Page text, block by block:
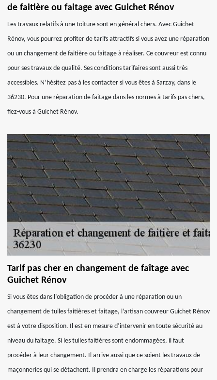
de faitière ou faitage avec Guichet Rénov
Les travaux relatifs à une toiture sont en général chers. Avec Guichet
Rénov, vous pourrez profiter de tarifs attractifs si vous avez une réparation
ou un changement de faitière ou faitage à réaliser. Ce couvreur est connu
pour ses travaux de qualité. Ses conditions tarifaires sont aussi très
accessibles. N’hésitez pas à les contacter si vous êtes à Sarzay, dans le
36230. Pour une réparation de faitage dans les normes à tarifs pas chers,
fiez-vous à Guichet Rénov.
Tarif pas cher en changement de faîtage avec
Guichet Rénov
Si vous êtes dans l’obligation de procéder à une réparation ou un
changement de tuiles faitières et faitage, l’artisan couvreur Guichet Rénov
est à votre disposition. Il est en mesure d’intervenir en toute sécurité au
niveau du faitage. Si les tuiles faitières sont endommagées, il faut
procéder à leur changement. Il arrive aussi que ce soient les travaux de
maçonneries qui se détachent. Il prendra en charge les réparations pour